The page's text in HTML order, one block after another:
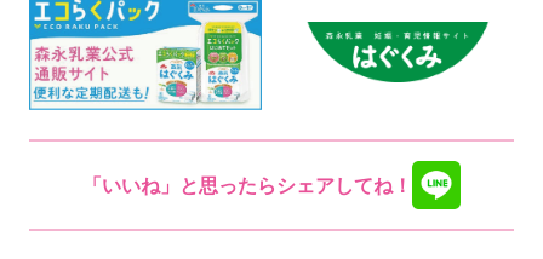
「いいね」と思ったらシェアしてね！